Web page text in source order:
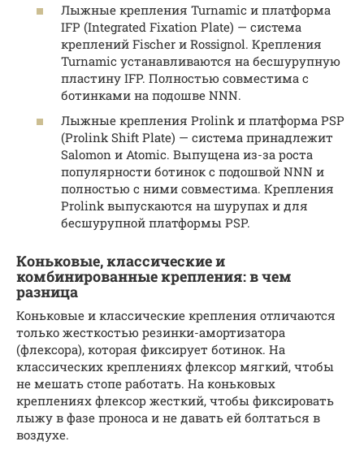
Лыжные крепления Turnamic и платформа
IFP (Integrated Fixation Plate) — система
креплений Fischer и Rossignol. Крепления
Turnamic устанавливаются на бесшурупную
пластину IFP. Полностью совместима с
ботинками на подошве NNN.
Лыжные крепления Prolink и платформа PSP
(Prolink Shift Plate) — система принадлежит
Salomon и Atomic. Выпущена из-за роста
популярности ботинок с подошвой NNN и
полностью с ними совместима. Крепления
Prolink выпускаются на шурупах и для
бесшурупной платформы PSP.
Коньковые, классические и
комбинированные крепления: в чем
разница
Коньковые и классические крепления отличаются
только жесткостью резинки-амортизатора
(флексора), которая фиксирует ботинок. На
классических креплениях флексор мягкий, чтобы
не мешать стопе работать. На коньковых
креплениях флексор жесткий, чтобы фиксировать
лыжу в фазе проноса и не давать ей болтаться в
воздухе.